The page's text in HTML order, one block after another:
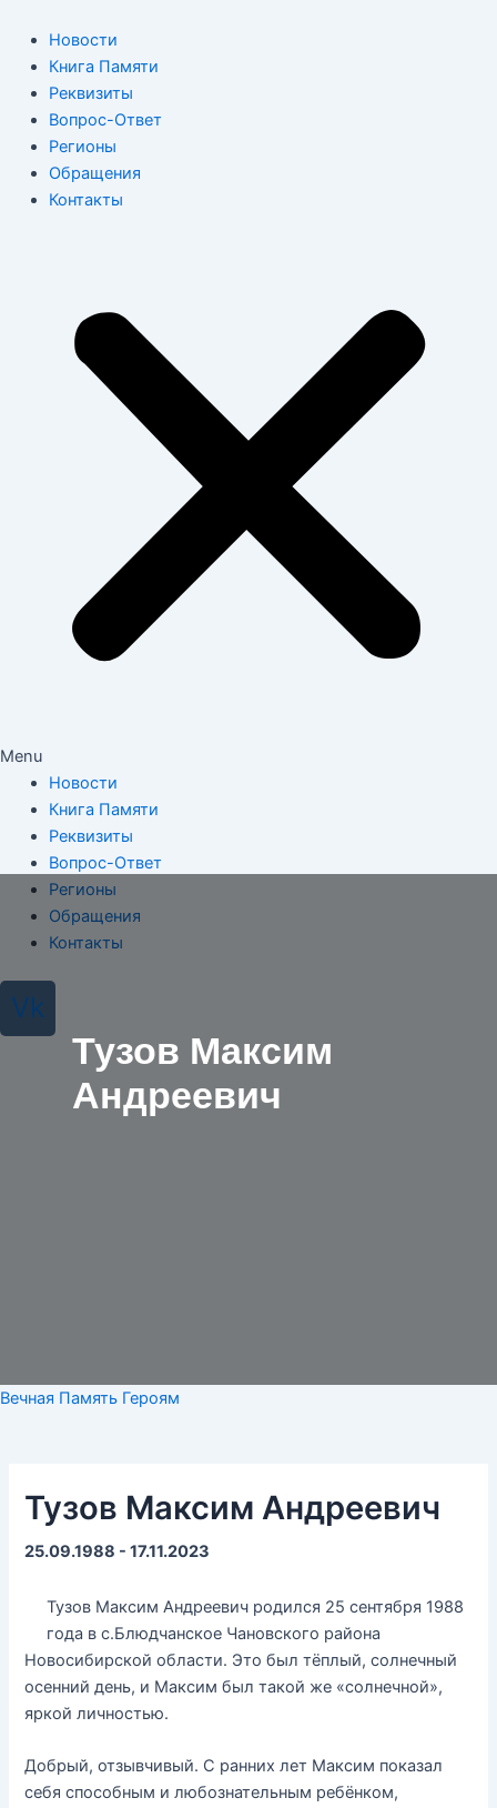
содержимому
Новости
Книга Памяти
Реквизиты
Вопрос-Ответ
Регионы
Обращения
Контакты
Menu
Новости
Книга Памяти
Реквизиты
Вопрос-Ответ
Регионы
Обращения
Контакты
Vk
Тузов Максим
Андреевич
Вечная Память Героям
Тузов Максим Андреевич
25.09.1988 - 17.11.2023
Тузов Максим Андреевич родился 25 сентября 1988
года в с.Блюдчанское Чановского района
Новосибирской области. Это был тёплый, солнечный
осенний день, и Максим был такой же «солнечной»,
яркой личностью.
Добрый, отзывчивый. С ранних лет Максим показал
себя способным и любознательным ребёнком,